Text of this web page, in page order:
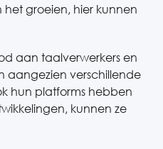
groeien, hier kunnen
aan taalverwerkers en
aangezien verschillende
hun platforms hebben
kunnen ze